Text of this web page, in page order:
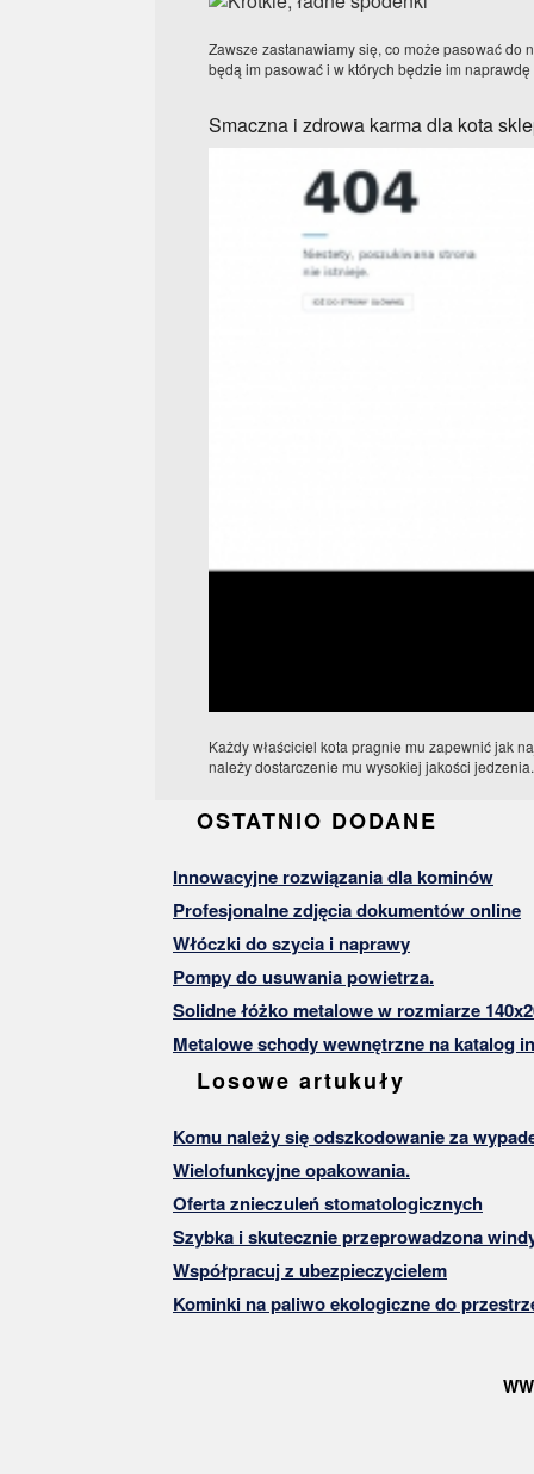
Zawsze zastanawiamy się, co może pasować do
będą im pasować i w których będzie im
Smaczna i zdrowa karma dla kota
Każdy właściciel kota pragnie mu zapewnić jak
należy dostarczenie mu wysokiej jakości
OSTATNIO DODANE
Innowacyjne rozwiązania dla kominów
Profesjonalne zdjęcia dokumentów online
Włóczki do szycia i naprawy
Pompy do usuwania powietrza.
Solidne łóżko metalowe w rozmiarze
Metalowe schody wewnętrzne na katalog
Losowe artukuły
Komu należy się odszkodowanie za
Wielofunkcyjne opakowania.
Oferta znieczuleń stomatologicznych
Szybka i skutecznie przeprowadzona
Współpracuj z ubezpieczycielem
Kominki na paliwo ekologiczne do